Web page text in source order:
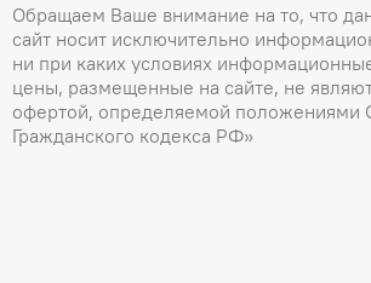
Обращаем Ваше внимание на то, что
сайт носит исключительно
ни при каких условиях
цены, размещенные на сайте, не
офертой, определяемой положениями
Гражданского кодекса РФ»